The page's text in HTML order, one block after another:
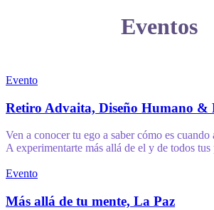
Eventos
Evento
Retiro Advaita, Diseño Humano &
Ven a conocer tu ego a saber cómo es
A experimentarte más allá de el y de todos
Evento
Más allá de tu mente, La Paz